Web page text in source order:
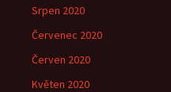
Srpen 2020
Červenec 2020
Červen 2020
Květen 2020